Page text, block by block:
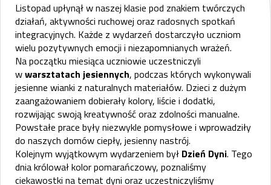
Listopad upłynął w naszej klasie pod znakiem twórczych
działań, aktywności ruchowej oraz radosnych spotkań
integracyjnych. Każde z wydarzeń dostarczyło uczniom
wielu pozytywnych emocji i niezapomnianych wrażeń.
Na początku miesiąca uczniowie uczestniczyli
wwarsztatach jesiennych, podczas których wykonywali
jesienne wianki z naturalnych materiałów. Dzieci z dużym
zaangażowaniem dobierały kolory, liście i dodatki,
rozwijając swoją kreatywność oraz zdolności manualne.
Powstałe prace były niezwykle pomysłowe i wprowadziły
do naszych domów ciepły, jesienny nastrój.
Kolejnym wyjątkowym wydarzeniem był Dzień Dyni. Tego
dnia królował kolor pomarańczowy, poznaliśmy
ciekawostki na temat dyni oraz uczestniczyliśmy